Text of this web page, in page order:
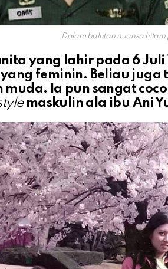
Dalam balutan nuansa hitam
yang lahir pada 6
feminin. Beliau juga
muda. Ia pun sangat
maskulin ala ibu Ani